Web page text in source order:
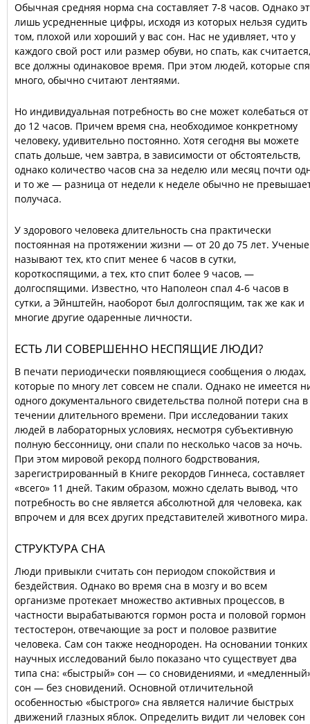
Обычная средняя норма сна составляет 7-8 часов. Однако
лишь усредненные цифры, исходя из которых нельзя судить
том, плохой или хороший у вас сон. Нас не удивляет, что у
каждого свой рост или размер обуви, но спать, как считается,
все должны одинаковое время. При этом людей, которые
много, обычно считают лентяями.
Но индивидуальная потребность во сне может колебаться
до 12 часов. Причем время сна, необходимое конкретному
человеку, удивительно постоянно. Хотя сегодня вы можете
спать дольше, чем завтра, в зависимости от обстоятельств,
однако количество часов сна за неделю или месяц почти
и то же — разница от недели к неделе обычно не
получаса.
У здорового человека длительность сна практически
постоянная на протяжении жизни — от 20 до 75 лет. Ученые
называют тех, кто спит менее 6 часов в сутки,
короткоспящими, а тех, кто спит более 9 часов, —
долгоспящими. Известно, что Наполеон спал 4-6 часов в
сутки, а Эйнштейн, наоборот был долгоспящим, так же как и
многие другие одаренные личности.
ЕСТЬ ЛИ СОВЕРШЕННО НЕСПЯЩИЕ ЛЮДИ?
В печати периодически появляющиеся сообщения о людах,
которые по многу лет совсем не спали. Однако не имеется
одного документального свидетельства полной потери сна в
течении длительного времени. При исследовании таких
людей в лабораторных условиях, несмотря субъективную
полную бессонницу, они спали по несколько часов за ночь.
При этом мировой рекорд полного бодрствования,
зарегистрированный в Книге рекордов Гиннеса, составляет
«всего» 11 дней. Таким образом, можно сделать вывод, что
потребность во сне является абсолютной для человека, как
впрочем и для всех других представителей животного мира.
СТРУКТУРА СНА
Люди привыкли считать сон периодом спокойствия и
бездействия. Однако во время сна в мозгу и во всем
организме протекает множество активных процессов, в
частности вырабатываются гормон роста и половой гормон
тестостерон, отвечающие за рост и половое развитие
человека. Сам сон также неоднороден. На основании тонких
научных исследований было показано что существует два
типа сна: «быстрый» сон — со сновидениями, и
сон — без сновидений. Основной отличительной
особенностью «быстрого» сна является наличие быстрых
движений глазных яблок. Определить видит ли человек сон